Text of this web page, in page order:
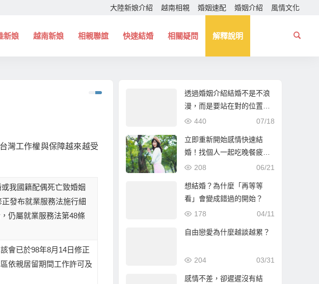
大陸新娘介紹 越南相親 婚姻速配 婚姻介紹 風情文化
新娘 越南新娘 相親聯誼 快速結婚 相關疑問 解釋說明
灣工作權與保障越來越受
我國籍配偶死亡致婚姻
發布就業服務法施行細
仍屬就業服務法第48條
會已於98年8月14日修正
依親居留期間工作許可及
透過婚姻介紹結婚不是不浪
漫，而是要站在對的位置！
幫你找個一起走下去的人！
07/18
440
立即重新開始感情快速結
婚！找個人一起吃晚餐疲憊
時能夠互相依靠！
06/21
208
想結婚？為什麼「再等等
看」會變成錯過的開始？
04/11
178
自由戀愛為什麼越談越累？
03/31
204
感情不差，卻遲遲沒有結